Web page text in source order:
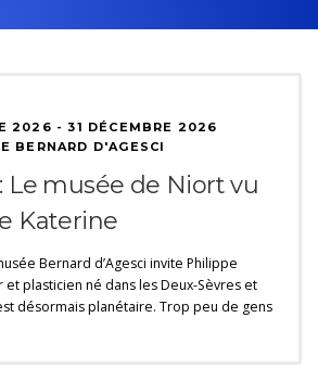
2026 - 31 DÉCEMBRE 2026
BERNARD D'AGESCI
Le musée de Niort vu
Katerine
Bernard d’Agesci invite Philippe
et plasticien né dans les Deux-Sèvres et
désormais planétaire. Trop peu de gens